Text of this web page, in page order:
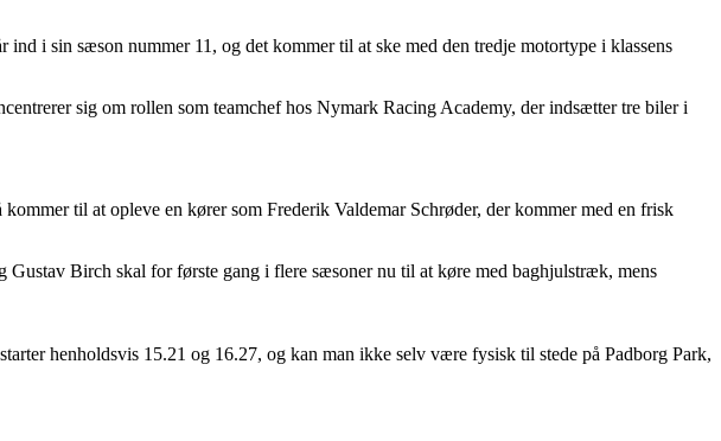
i sin sæson nummer 11, og det kommer til at ske med den tredje motortype i klassens
sig om rollen som teamchef hos Nymark Racing Academy, der indsætter tre biler i
til at opleve en kører som Frederik Valdemar Schrøder, der kommer med en frisk
Birch skal for første gang i flere sæsoner nu til at køre med baghjulstræk, mens
henholdsvis 15.21 og 16.27, og kan man ikke selv være fysisk til stede på Padborg Park,